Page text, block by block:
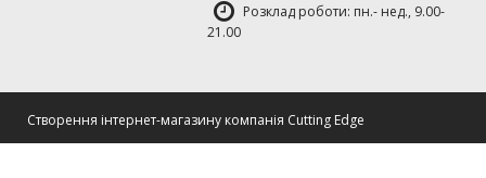
Розклад роботи: пн.- нед., 9.00-
21.00
Cтворення інтернет-магазину компанія Cutting Edge